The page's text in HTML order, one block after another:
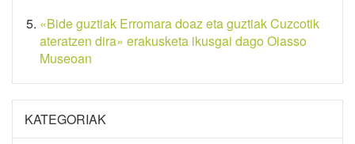
«Bide guztiak Erromara doaz eta guztiak Cuzcotik
ateratzen dira» erakusketa ikusgai dago Oiasso
Museoan
KATEGORIAK